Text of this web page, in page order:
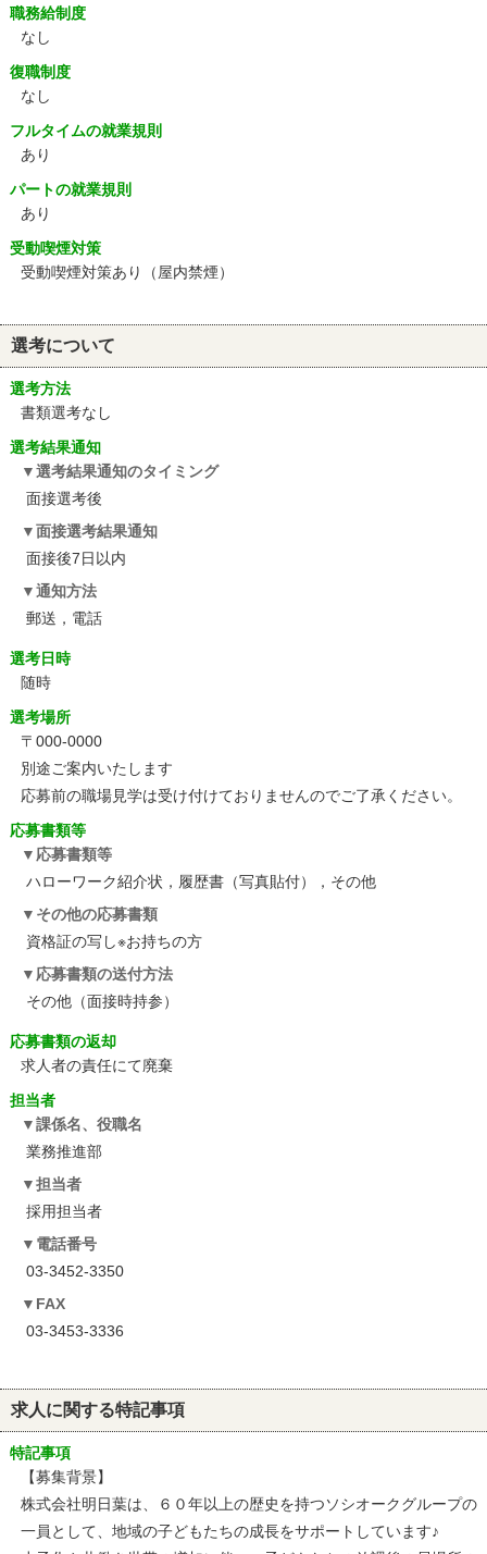
職務給制度
なし
復職制度
なし
フルタイムの就業規則
あり
パートの就業規則
あり
受動喫煙対策
受動喫煙対策あり（屋内禁煙）
選考について
選考方法
書類選考なし
選考結果通知
選考結果通知のタイミング
面接選考後
面接選考結果通知
面接後7日以内
通知方法
郵送，電話
選考日時
随時
選考場所
〒000-0000
別途ご案内いたします
応募前の職場見学は受け付けておりませんのでご了承ください。
応募書類等
応募書類等
ハローワーク紹介状，履歴書（写真貼付），その他
その他の応募書類
資格証の写し※お持ちの方
応募書類の送付方法
その他（面接時持参）
応募書類の返却
求人者の責任にて廃棄
担当者
課係名、役職名
業務推進部
担当者
採用担当者
電話番号
03-3452-3350
FAX
03-3453-3336
求人に関する特記事項
特記事項
【募集背景】
株式会社明日葉は、６０年以上の歴史を持つソシオークグループの
一員として、地域の子どもたちの成長をサポートしています♪